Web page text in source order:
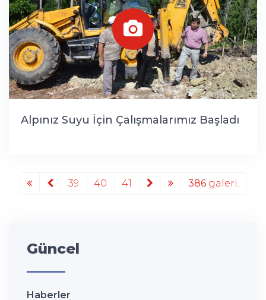
Alpınız Suyu İçin Çalışmalarımız Başladı
39 40 41 386 galeri.
Güncel
Haberler